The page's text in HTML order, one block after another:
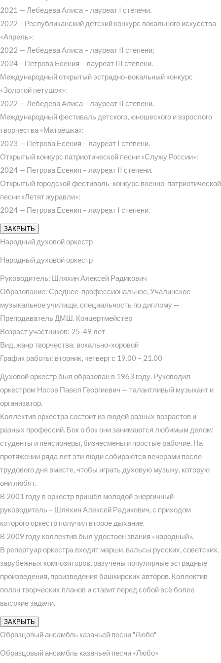
2021 — Лебедева Алиса – лауреат I степени.
2022 – Республиканский детский конкурс вокального искусства
«Апрель»:
2022 — Лебедева Алиса – лауреат II степени;
2024 – Петрова Есения – лауреат III степени.
Международный открытый эстрадно-вокальный конкурс
«Золотой петушок»:
2022 — Лебедева Алиса – лауреат II степени.
Международный фестиваль детского, юношеского и взрослого
творчества «Матрёшка»:
2023 — Петрова Есения – лауреат I степени.
Открытый конкурс патриотической песни «Служу России»:
2024 — Петрова Есения – лауреат II степени.
Открытый городской фестиваль-конкурс военно-патриотической
песни «Летят журавли»:
2024 — Петрова Есения – лауреат I степени.
ЗАКРЫТЬ
Народный духовой оркестр
Народный духовой оркестр
Руководитель: Шляхин Алексей Радикович
Образование: Среднее-профессиональное, Учалинское
музыкальное училище, специальность по диплому —
Преподаватель ДМШ. Концертмейстер
Возраст участников: 25-49 лет
Вид, жанр творчества: вокально-хоровой
График работы: вторник, четверг с 19.00 – 21.00
Духовой оркестр был образован в 1963 году. Руководил
оркестром Носов Павел Георгиевич — талантливый музыкант и
организатор.
Коллектив оркестра состоит из людей разных возрастов и
разных профессий. Бок о бок они занимаются любимым делом:
студенты и пенсионеры, бизнесмены и простые рабочие. На
протяжении ряда лет эти люди собираются вечерами после
трудового дня вместе, чтобы играть духовую музыку, которую
они любят.
В 2001 году в оркестр пришёл молодой энергичный
руководитель – Шляхин Алексей Радикович, с приходом
которого оркестр получил второе дыхание.
В 2009 году коллектив был удостоен звания «народный».
В репертуар оркестра входят марши, вальсы русских, советских,
зарубежных композиторов, разучены популярные эстрадные
произведения, произведения башкирских авторов. Коллектив
полон творческих планов и ставит перед собой всё более
высокие задачи.
ЗАКРЫТЬ
Образцовый ансамбль казачьей песни "Любо"
Образцовый ансамбль казачьей песни «Любо»